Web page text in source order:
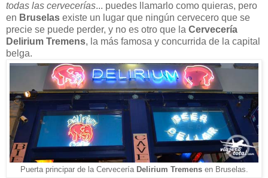
todas las cervecerías... puedes llamarlo como quieras, pero
en Bruselas existe un lugar que ningún cervecero que se
precie se puede perder, y no es otro que la Cervecería
Delirium Tremens, la más famosa y concurrida de la capital
belga.
Puerta principar de la Cervecería Delirium Tremensen Bruselas.